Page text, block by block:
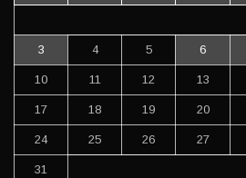
3 4 5 6
10 11 12 13
17 18 19 20
24 25 26 27
31